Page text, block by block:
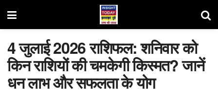
4 जुलाई 2026 राशिफल: शनिवार को
किन राशियों की चमकेगी किस्मत? जानें
धन लाभ और सफलता के योग